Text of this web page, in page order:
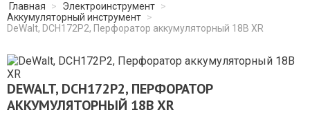
Главная > Электроинструмент >
Аккумуляторный инструмент >
DeWalt, DCH172P2, Перфоратор аккумуляторный 18В XR
DEWALT, DCH172P2, ПЕРФОРАТОР
АККУМУЛЯТОРНЫЙ 18В XR